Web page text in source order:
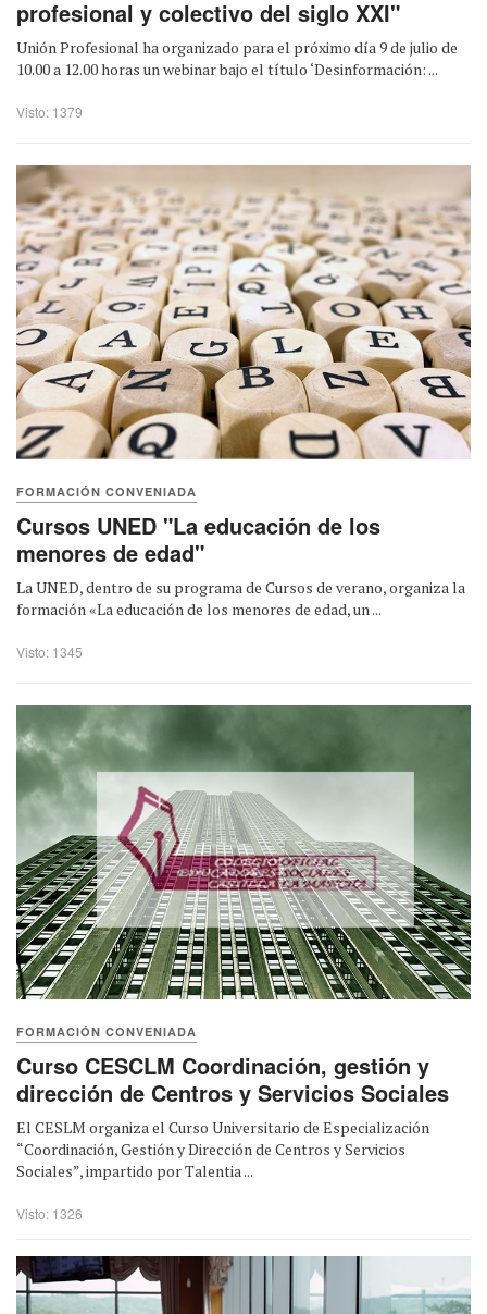
profesional y colectivo del siglo XXI"
Unión Profesional ha organizado para el próximo día 9 de julio de
10.00 a 12.00 horas un webinar bajo el título ‘Desinformación: ...
Visto: 1379
FORMACIÓN CONVENIADA
Cursos UNED "La educación de los
menores de edad"
La UNED, dentro de su programa de Cursos de verano, organiza la
formación «La educación de los menores de edad, un ...
Visto: 1345
FORMACIÓN CONVENIADA
Curso CESCLM Coordinación, gestión y
dirección de Centros y Servicios Sociales
El CESLM organiza el Curso Universitario de Especialización
“Coordinación, Gestión y Dirección de Centros y Servicios
Sociales”, impartido por Talentia ...
Visto: 1326